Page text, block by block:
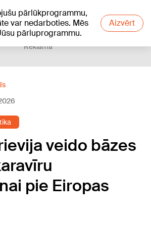
pārlūkprogrammu,
var nedarboties. Mēs
pārluprogrammu.
Aizvērt
Reklāma
veido bāzes
pie Eiropas